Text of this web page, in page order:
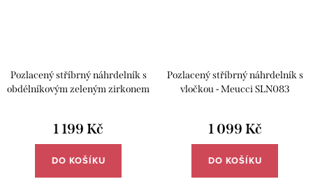
Pozlacený stříbrný náhrdelník s
obdélníkovým zeleným zirkonem
1 199 Kč
DO KOŠÍKU
Pozlacený stříbrný náhrdelník s
vločkou - Meucci SLN083
1 099 Kč
DO KOŠÍKU